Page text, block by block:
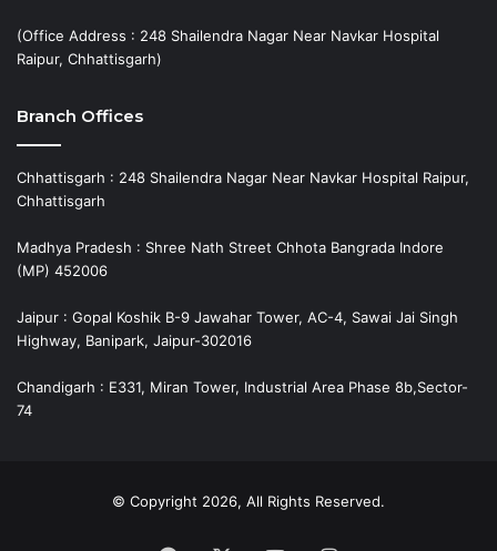
(Office Address : 248 Shailendra Nagar Near Navkar Hospital
Raipur, Chhattisgarh)
Branch Offices
Chhattisgarh : 248 Shailendra Nagar Near Navkar Hospital Raipur,
Chhattisgarh
Madhya Pradesh : Shree Nath Street Chhota Bangrada Indore
(MP) 452006
Jaipur : Gopal Koshik B-9 Jawahar Tower, AC-4, Sawai Jai Singh
Highway, Banipark, Jaipur-302016
Chandigarh : E331, Miran Tower, Industrial Area Phase 8b,Sector-
74
© Copyright 2026, All Rights Reserved.